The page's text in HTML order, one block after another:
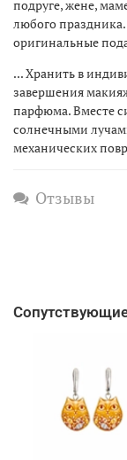
подруге, жене,
любого
оригинальные
... Хранить в
завершения
парфюма. Вместе
солнечными
механических
Отзывы